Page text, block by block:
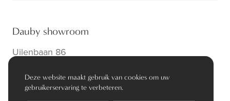
Dauby showroom
Uilenbaan 86
info@dauby.be|+32 3 354 16 86
Deze website maakt gebruik van cookies om uw
gebruikerservaring te verbeteren.